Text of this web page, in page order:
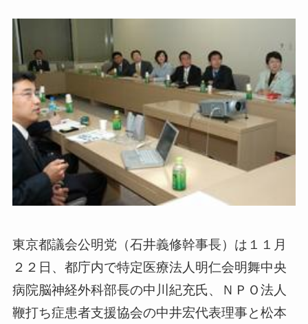
東京都議会公明党（石井義修幹事長）は１１月
２２日、都庁内で特定医療法人明仁会明舞中央
病院脳神経外科部長の中川紀充氏、ＮＰＯ法人
鞭打ち症患者支援協会の中井宏代表理事と松本